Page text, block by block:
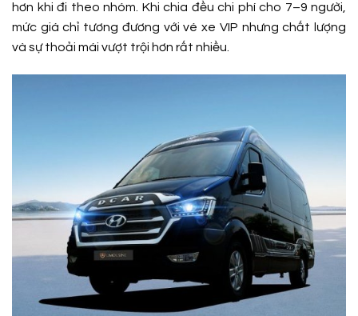
hơn khi đi theo nhóm. Khi chia đều chi phí cho 7–9 người,
mức giá chỉ tương đương với vé xe VIP nhưng chất lượng
và sự thoải mái vượt trội hơn rất nhiều.